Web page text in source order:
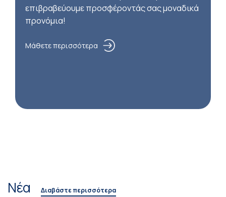
επιβραβεύουμε προσφέροντάς σας μοναδικά
προνόμια!
Μάθετε περισσότερα
Νέα Διαβάστε περισσότερα